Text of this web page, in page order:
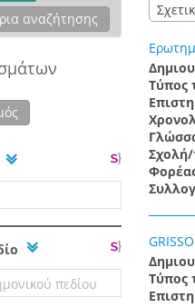
αναζήτησης
Τύπος
Σχολή/
Τύπος